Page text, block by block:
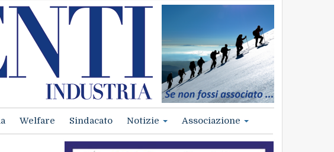
Welfare Sindacato Notizie Associazione